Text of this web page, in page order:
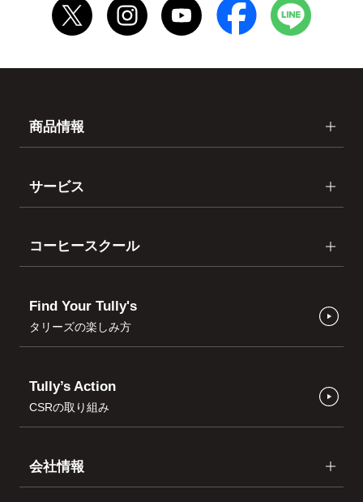
商品情報
サービス
コーヒースクール
Find Your Tully's
タリーズの楽しみ方
Tully’s Action
CSRの取り組み
会社情報